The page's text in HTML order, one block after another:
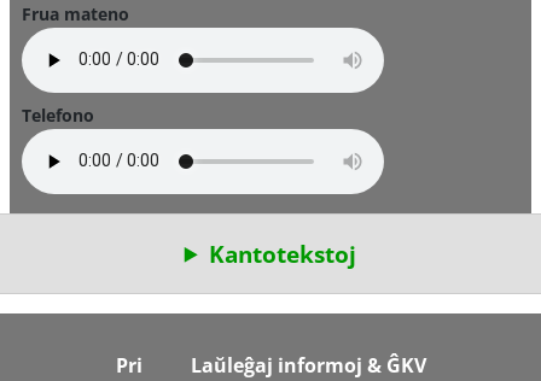
Frua mateno
Telefono
Kantotekstoj
Pri Laŭleĝaj informoj & ĜKV